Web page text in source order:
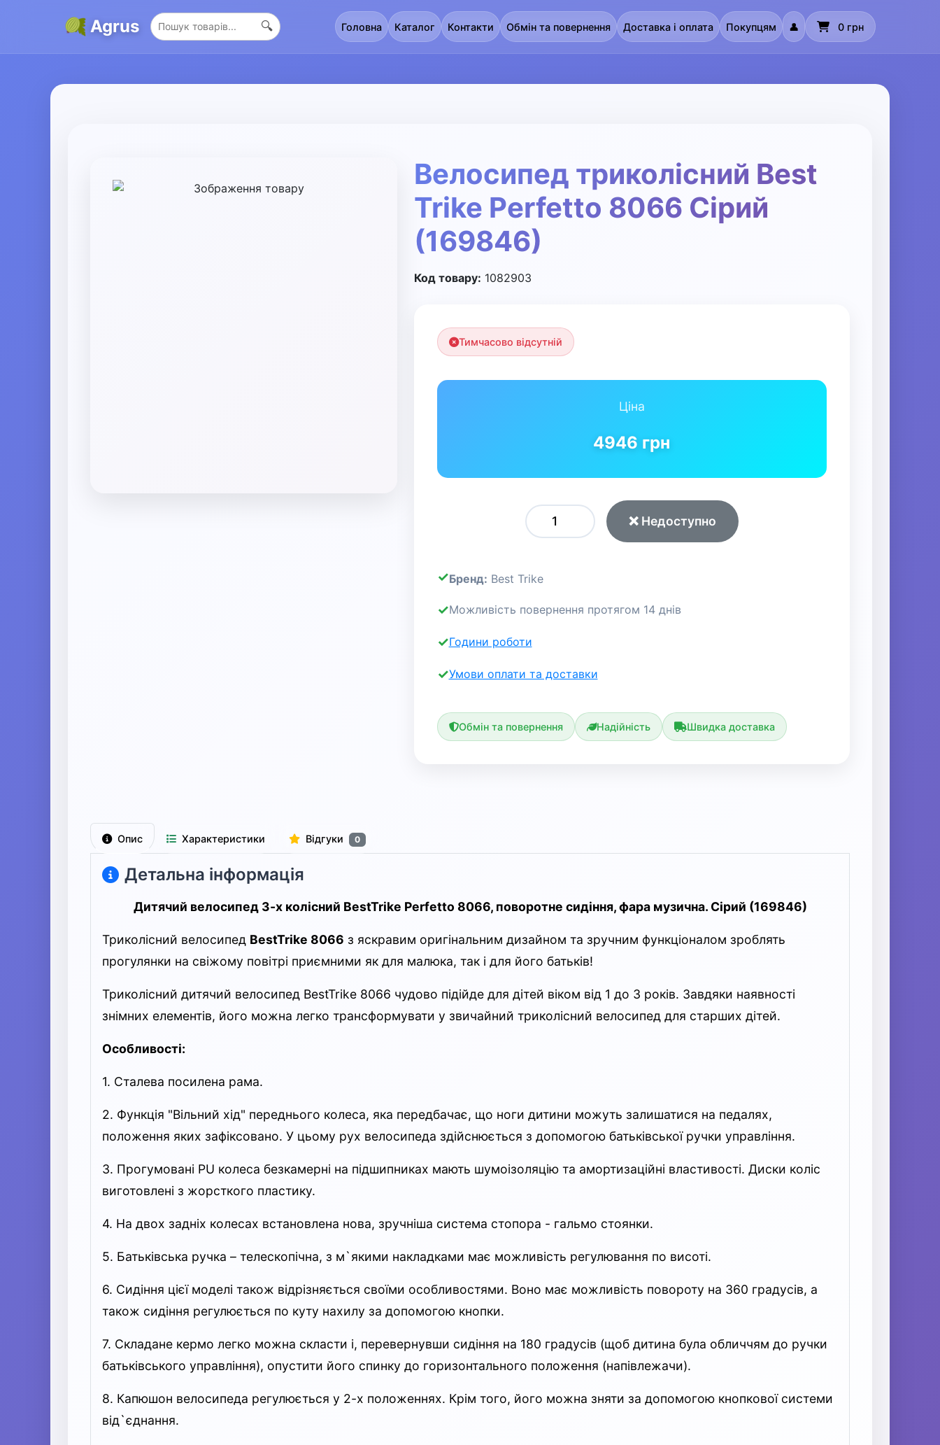
Agrus 🔍 Головна Каталог Контакти Обмін та повернення Доставка і оплата Покупцям 👤 0 грн
Велосипед триколісний Best
Trike Perfetto 8066 Сірий
(169846)
Код товару: 1082903
Тимчасово відсутній
Ціна
4946 грн
❌ Недоступно
Бренд: Best Trike
Можливість повернення протягом 14 днів
Години роботи
Умови оплати та доставки
Обмін та повернення Надійність Швидка доставка
Опис Характеристики Відгуки 0
Детальна інформація
Дитячий велосипед 3-х колісний BestTrike Perfetto 8066, поворотне сидіння, фара музична. Сірий (169846)
Триколісний велосипед BestTrike 8066 з яскравим оригінальним дизайном та зручним функціоналом зроблять
прогулянки на свіжому повітрі приємними як для малюка, так і для його батьків!
Триколісний дитячий велосипед BestTrike 8066 чудово підійде для дітей віком від 1 до 3 років. Завдяки наявності
знімних елементів, його можна легко трансформувати у звичайний триколісний велосипед для старших дітей.
Особливості:
1. Сталева посилена рама.
2. Функція "Вільний хід" переднього колеса, яка передбачає, що ноги дитини можуть залишатися на педалях,
положення яких зафіксовано. У цьому рух велосипеда здійснюється з допомогою батьківської ручки управління.
3. Прогумовані PU колеса безкамерні на підшипниках мають шумоізоляцію та амортизаційні властивості. Диски коліс
виготовлені з жорсткого пластику.
4. На двох задніх колесах встановлена нова, зручніша система стопора - гальмо стоянки.
5. Батьківська ручка – телескопічна, з м`якими накладками має можливість регулювання по висоті.
6. Сидіння цієї моделі також відрізняється своїми особливостями. Воно має можливість повороту на 360 градусів, а
також сидіння регулюється по куту нахилу за допомогою кнопки.
7. Складане кермо легко можна скласти і, перевернувши сидіння на 180 градусів (щоб дитина була обличчям до ручки
батьківського управління), опустити його спинку до горизонтального положення (напівлежачи).
8. Капюшон велосипеда регулюється у 2-х положеннях. Крім того, його можна зняти за допомогою кнопкової системи
від`єднання.